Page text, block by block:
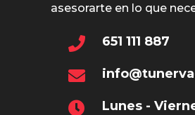
asesorarte en lo que
651 111 887
Lunes -